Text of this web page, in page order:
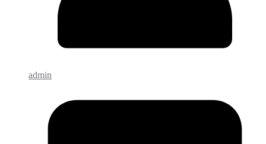
admin